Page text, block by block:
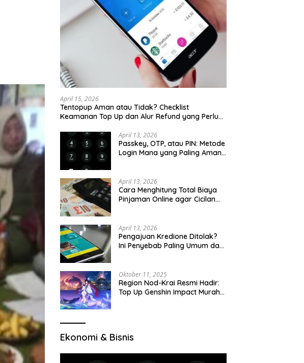
April 15, 2026
Tentopup Aman atau Tidak? Checklist
Keamanan Top Up dan Alur Refund yang Perlu
April 13, 2026
Passkey, OTP, atau PIN: Metode
Login Mana yang Paling Aman
April 13, 2026
Cara Menghitung Total Biaya
Pinjaman Online agar Cicilan
April 13, 2026
Pengajuan Kredione Ditolak?
Ini Penyebab Paling Umum dan
Oktober 11, 2025
Region Nod-Krai Resmi Hadir:
Top Up Genshin Impact Murah
Ekonomi & Bisnis